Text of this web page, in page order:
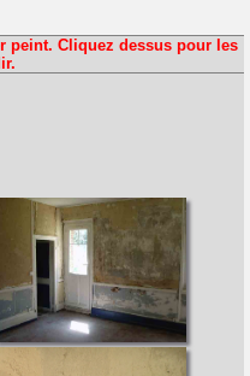
peint. Cliquez dessus pour les